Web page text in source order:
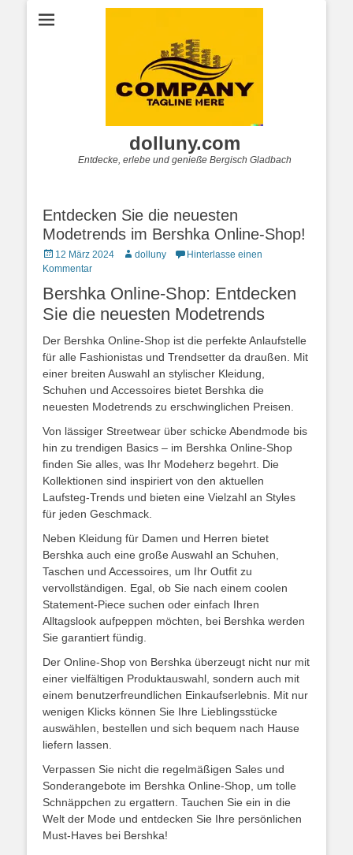
dolluny.com
Entdecke, erlebe und genieße Bergisch Gladbach
Entdecken Sie die neuesten
Modetrends im Bershka Online-Shop!
Posted
on
12 März 2024 Autordolluny
Hinterlasse einen
Kommentar
Bershka Online-Shop: Entdecken
Sie die neuesten Modetrends
Der Bershka Online-Shop ist die perfekte Anlaufstelle
für alle Fashionistas und Trendsetter da draußen. Mit
einer breiten Auswahl an stylischer Kleidung,
Schuhen und Accessoires bietet Bershka die
neuesten Modetrends zu erschwinglichen Preisen.
Von lässiger Streetwear über schicke Abendmode bis
hin zu trendigen Basics – im Bershka Online-Shop
finden Sie alles, was Ihr Modeherz begehrt. Die
Kollektionen sind inspiriert von den aktuellen
Laufsteg-Trends und bieten eine Vielzahl an Styles
für jeden Geschmack.
Neben Kleidung für Damen und Herren bietet
Bershka auch eine große Auswahl an Schuhen,
Taschen und Accessoires, um Ihr Outfit zu
vervollständigen. Egal, ob Sie nach einem coolen
Statement-Piece suchen oder einfach Ihren
Alltagslook aufpeppen möchten, bei Bershka werden
Sie garantiert fündig.
Der Online-Shop von Bershka überzeugt nicht nur mit
einer vielfältigen Produktauswahl, sondern auch mit
einem benutzerfreundlichen Einkaufserlebnis. Mit nur
wenigen Klicks können Sie Ihre Lieblingsstücke
auswählen, bestellen und sich bequem nach Hause
liefern lassen.
Verpassen Sie nicht die regelmäßigen Sales und
Sonderangebote im Bershka Online-Shop, um tolle
Schnäppchen zu ergattern. Tauchen Sie ein in die
Welt der Mode und entdecken Sie Ihre persönlichen
Must-Haves bei Bershka!